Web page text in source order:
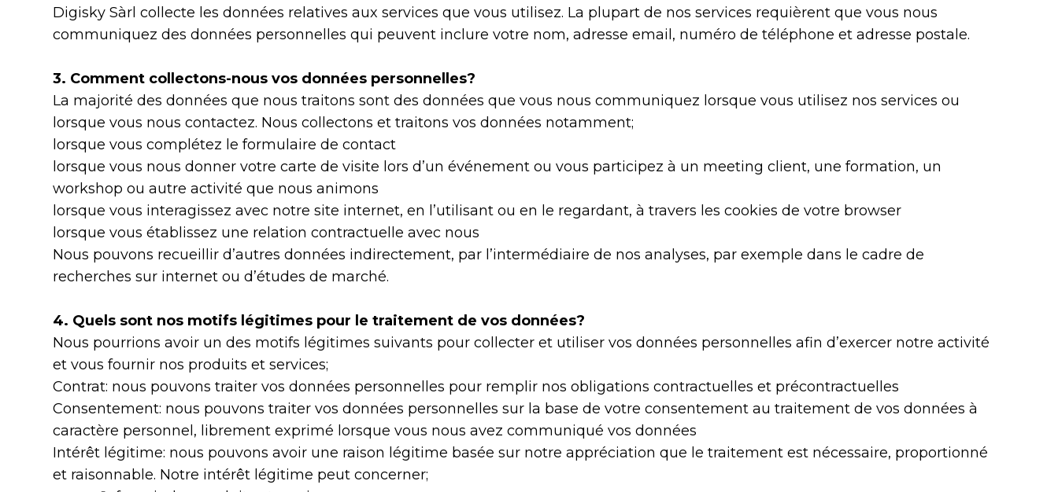
Digisky Sàrl collecte les données relatives aux services que vous utilisez. La plupart de nos services requièrent que vous nous
communiquez des données personnelles qui peuvent inclure votre nom, adresse email, numéro de téléphone et adresse postale.
3. Comment collectons-nous vos données personnelles?
La majorité des données que nous traitons sont des données que vous nous communiquez lorsque vous utilisez nos services ou
lorsque vous nous contactez. Nous collectons et traitons vos données notamment;
lorsque vous complétez le formulaire de contact
lorsque vous nous donner votre carte de visite lors d’un événement ou vous participez à un meeting client, une formation, un
workshop ou autre activité que nous animons
lorsque vous interagissez avec notre site internet, en l’utilisant ou en le regardant, à travers les cookies de votre browser
lorsque vous établissez une relation contractuelle avec nous
Nous pouvons recueillir d’autres données indirectement, par l’intermédiaire de nos analyses, par exemple dans le cadre de
recherches sur internet ou d’études de marché.
4. Quels sont nos motifs légitimes pour le traitement de vos données?
Nous pourrions avoir un des motifs légitimes suivants pour collecter et utiliser vos données personnelles afin d’exercer notre activité
et vous fournir nos produits et services;
Contrat: nous pouvons traiter vos données personnelles pour remplir nos obligations contractuelles et précontractuelles
Consentement: nous pouvons traiter vos données personnelles sur la base de votre consentement au traitement de vos données à
caractère personnel, librement exprimé lorsque vous nous avez communiqué vos données
Intérêt légitime: nous pouvons avoir une raison légitime basée sur notre appréciation que le traitement est nécessaire, proportionné
et raisonnable. Notre intérêt légitime peut concerner;